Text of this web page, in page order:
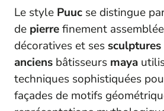
Le style Puuc se distingue
de pierrefinement
décoratives et ses sculptures
anciens bâtisseurs maya
techniques sophistiquées
façades de motifs